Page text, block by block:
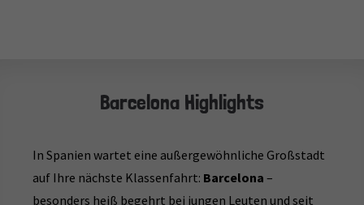
Barcelona Highlights
In Spanien wartet eine außergewöhnliche Großstadt
auf Ihre nächste Klassenfahrt: Barcelona –
besonders heiß begehrt bei jungen Leuten und seit